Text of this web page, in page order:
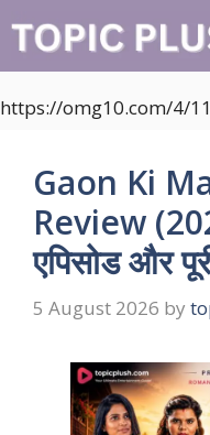
content
https://omg10.com/4/
Gaon Ki
Review
एपिसोड और
5 August 2026 by